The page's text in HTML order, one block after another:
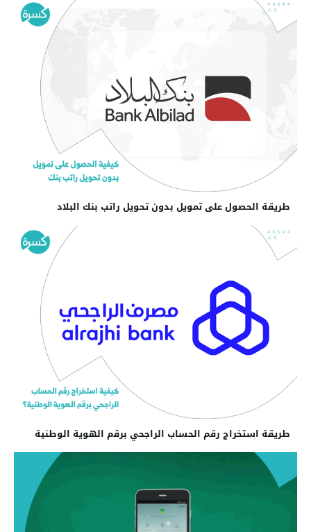
طريقة الحصول على تمويل بدون تحويل راتب بنك البلاد
طريقة استخراج رقم الحساب الراجحي برقم الهوية الوطنية